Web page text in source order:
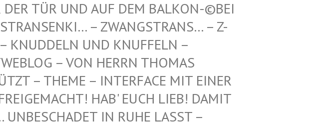
UND AUF DEM BALKON-©BEI DEN BUN
– ZWANGSTRANS… – Z-WAIKI –
– KNUDDELN UND KNUFFELN –
– VON HERRN THOMAS M
– THEME – INTERFACE MIT EINER FR
HAB' EUCH LIEB! DAMIT IH
IN RUHE LASST – BE